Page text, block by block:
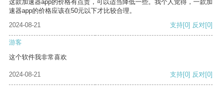
这款加速器app的价格有点贵，可以适当降低一些。我个人觉得，一款加
速器app的价格应该在50元以下才比较合理。
2024-08-21
支持[0] 反对[0]
游客
这个软件我非常喜欢
2024-08-21 支持[0] 反对[0]